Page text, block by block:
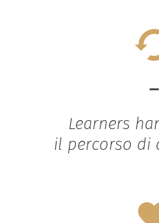
-
Learners
il percorso di